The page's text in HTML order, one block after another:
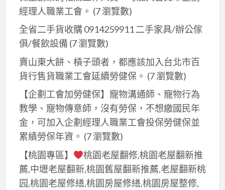
經理人職業工會。 (7 瀏覽數)
全省二手貨收購 0914259911 二手家具/辦公傢
俱/餐飲設備 (7 瀏覽數)
賣山東大餅、槓子頭者，都應該加入台北市百
貨行售貨職業工會延續勞健保。 (7 瀏覽數)
【企劃工會加勞健保】寵物溝通師、寵物行為
教學、寵物傳意師，沒有勞保，不想繳國民年
金，可加入企劃經理人職業工會投保勞健保並
累績勞保年資。 (7 瀏覽數)
【桃園專區】
桃園老屋翻修,桃園老屋翻新推
薦,中壢老屋翻新,桃園舊屋翻新推薦,老屋翻新桃
园,桃園老屋修繕,桃園房屋修繕,桃園房屋整修,